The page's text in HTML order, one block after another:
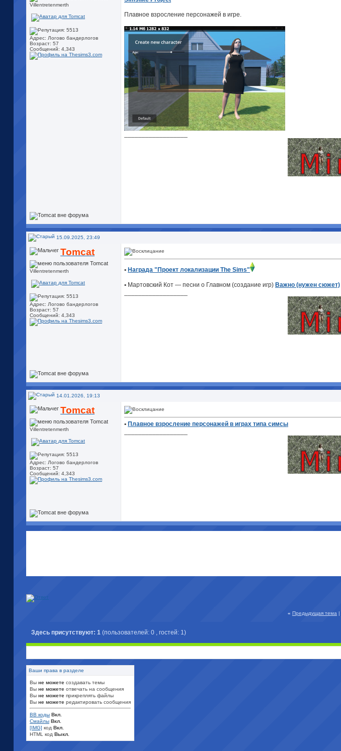
Villentretenmerth
Адрес: Логово бандерлогов
Возраст: 57
Сообщений: 4,343
Плавное взросление персонажей в игре.
15.09.2025, 23:49
Tomcat
Villentretenmerth
Адрес: Логово бандерлогов
Возраст: 57
Сообщений: 4,343
• Награда "Проект локализации The Sims"
• Мартовский Кот — песни о Главном (создание игр) Важно (нужен сюжет)
14.01.2026, 19:13
Tomcat
Villentretenmerth
Адрес: Логово бандерлогов
Возраст: 57
Сообщений: 4,343
• Плавное взросление персонажей в играх типа симсы
« Предыдущая тема |
Здесь присутствуют: 1 (пользователей: 0 , гостей: 1)
Ваши права в разделе
Вы не можете создавать темы
Вы не можете отвечать на сообщения
Вы не можете прикреплять файлы
Вы не можете редактировать сообщения
BB коды Вкл.
Смайлы Вкл.
[IMG] код Вкл.
HTML код Выкл.